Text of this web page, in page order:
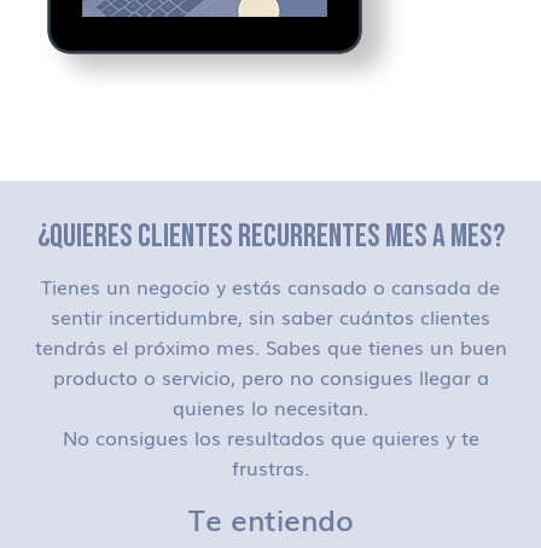
¿QUIERES CLIENTES RECURRENTES MES A MES?
Tienes un negocio y estás cansado o cansada de
sentir incertidumbre, sin saber cuántos clientes
tendrás el próximo mes. Sabes que tienes un buen
producto o servicio, pero no consigues llegar a
quienes lo necesitan.
No consigues los resultados que quieres y te
frustras.
Te entiendo